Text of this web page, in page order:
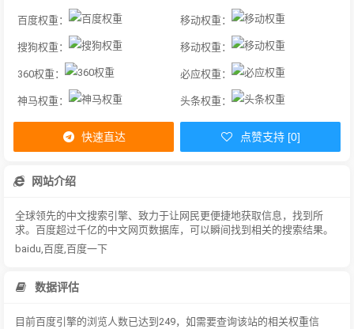
百度权重： 移动权重：
搜狗权重： 移动权重：
360权重： 必应权重：
神马权重： 头条权重：
快速直达 点赞支持 [0]
网站介绍
全球领先的中文搜索引擎、致力于让网民更便捷地获取信息，找到所
求。百度超过千亿的中文网页数据库，可以瞬间找到相关的搜索结果。
baidu,百度,百度一下
数据评估
目前百度引擎的浏览人数已达到249，如需要查询该站的相关权重信